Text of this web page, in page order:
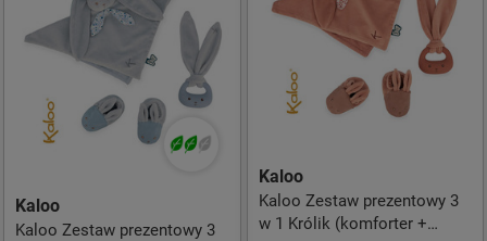
Kaloo
Kaloo Zestaw prezentowy 3
Kaloo
Kaloo Zestaw prezentowy 3
w 1 Królik (komforter +